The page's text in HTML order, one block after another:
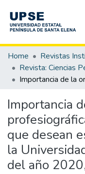
Communities &
All of DSpace
Statistics
Home
Revistas
Importancia
que desean
la
del año